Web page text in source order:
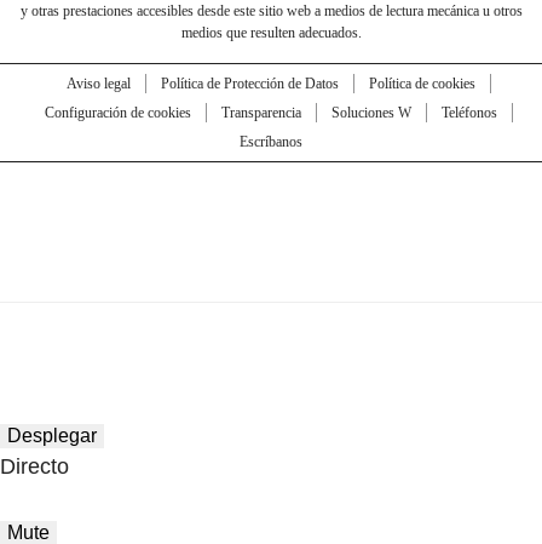
y otras prestaciones accesibles desde este sitio web a medios de lectura mecánica u otros
medios que resulten adecuados.
Aviso legal Política de Protección de Datos
Política de cookies
Configuración de cookies
Transparencia Soluciones W
Teléfonos
Escríbanos
Desplegar
Directo
Mute